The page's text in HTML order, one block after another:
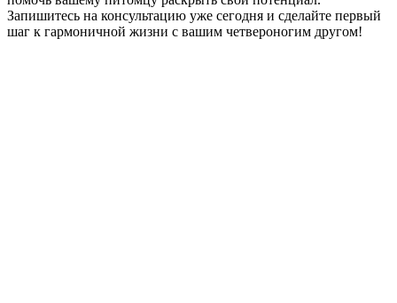
Запишитесь на консультацию уже сегодня и сделайте первый
шаг к гармоничной жизни с вашим четвероногим другом!